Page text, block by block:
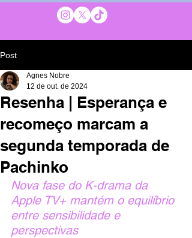
Post
Resenha | Esperança e
recomeço marcam a
segunda temporada de
Pachinko
Agnes Nobre
12 de out. de 2024
Nova fase do K-drama da
Apple TV+ mantém o equilíbrio
entre sensibilidade e
perspectivas